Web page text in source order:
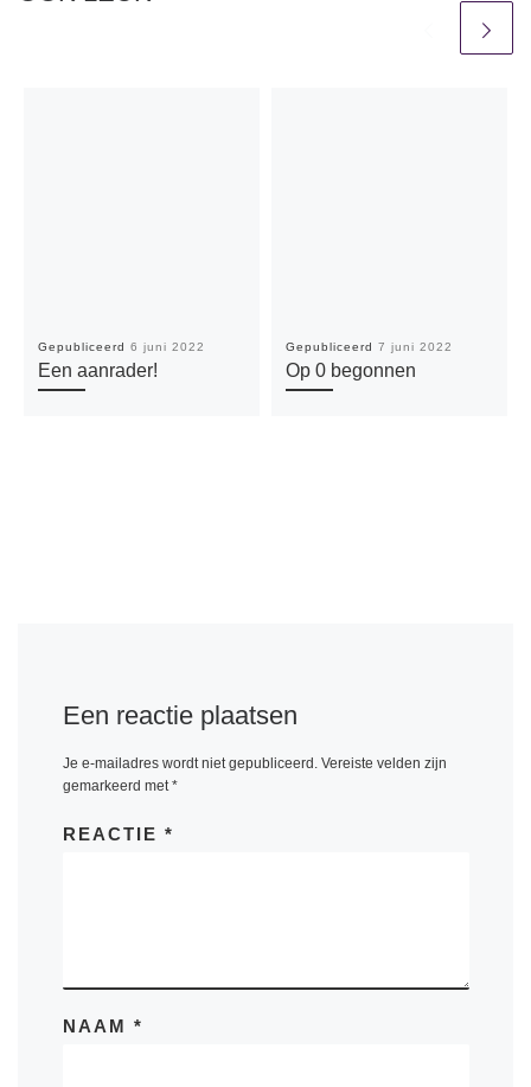
Gepubliceerd 6 juni 2022
Een aanrader!
Gepubliceerd 7 juni 2022
Op 0 begonnen
Een reactie plaatsen
Je e-mailadres wordt niet gepubliceerd. Vereiste velden zijn
gemarkeerd met*
REACTIE *
NAAM *